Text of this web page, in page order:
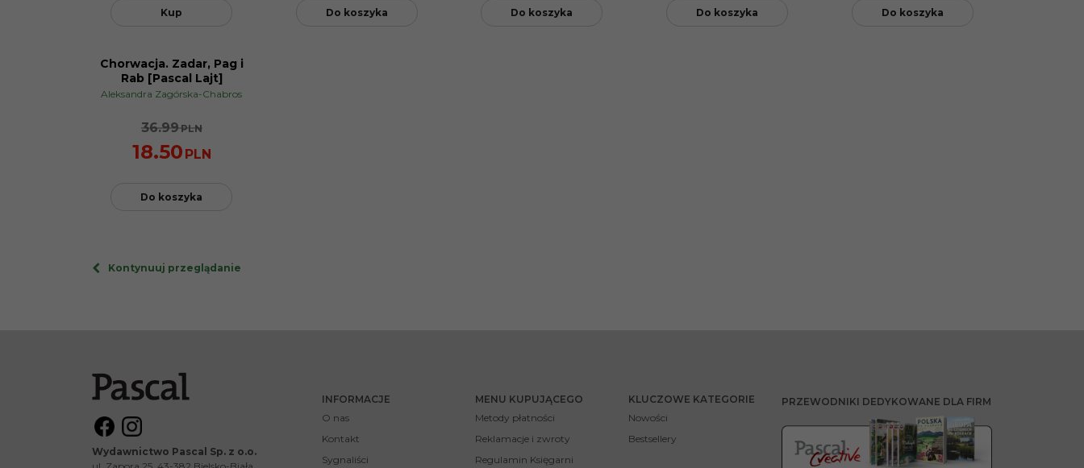
Kup Do koszyka Do koszyka Do koszyka Do koszyka
PROMOCJA
Chorwacja. Zadar, Pag i
Rab [Pascal Lajt]
Aleksandra Zagórska-Chabros
36.99PLN
18.50 PLN
Do koszyka
Kontynuuj przeglądanie
Wydawnictwo Pascal Sp. z o.o.
INFORMACJE
O nas
Kontakt
Sygnaliści
MENU KUPUJĄCEGO
Metody płatności
Reklamacje i zwroty
Regulamin Księgarni
KLUCZOWE KATEGORIE
Nowości
Bestsellery
PRZEWODNIKI DEDYKOWANE DLA FIRM